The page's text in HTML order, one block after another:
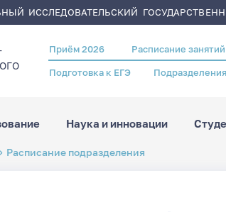
ИССЛЕДОВАТЕЛЬСКИЙ
Header
menu
Приём 2026 Расписание занятий
Подготовка к ЕГЭ Подразделения
Наука и инновации
Расписание подразделения